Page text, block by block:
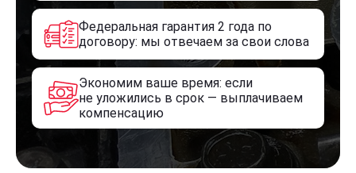
Федеральная гарантия 2 года по
договору: мы отвечаем за свои слова
Экономим ваше время: если
не уложились в срок — выплачиваем
компенсацию